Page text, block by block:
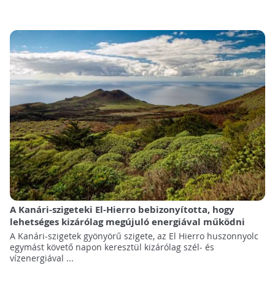
A Kanári-szigeteki El-Hierro bebizonyította, hogy
lehetséges kizárólag megújuló energiával működni
A Kanári-szigetek gyönyörű szigete, az El Hierro huszonnyolc
egymást követő napon keresztül kizárólag szél- és
vízenergiával ...